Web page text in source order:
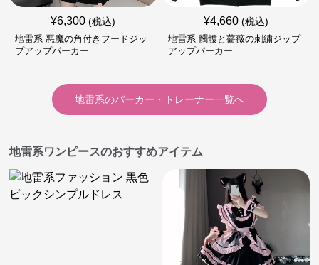
¥6,300 (税込)
地雷系 悪魔の角付きフードジッ
プアップパーカー
¥4,660 (税込)
地雷系 髑髏と薔薇の刺繍ジップ
アップパーカー
地雷系のパーカー・トレーナー一覧へ
地雷系ワンピースのおすすめアイテム